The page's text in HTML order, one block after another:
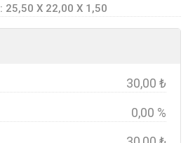
: 25,50 X 22,00 X 1,50
30,00 ₺
0,00 %